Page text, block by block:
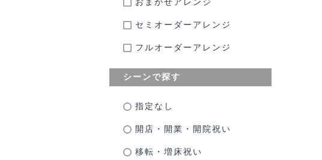
セミオーダーアレンジ
フルオーダーアレンジ
シーンで探す
指定なし
開店・開業・開院祝い
移転・増床祝い